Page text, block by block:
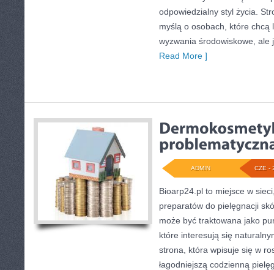
odpowiedzialny styl życia.
myślą o osobach, które chcą
wyzwania środowiskowe, ale
Read More ]
CZE -
ADMIN
Bioarp24.pl to miejsce w
preparatów do pielęgnacji
może być traktowana jako
które interesują się
strona, która wpisuje się w
łagodniejszą codzienną